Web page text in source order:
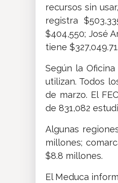
recursos sin
registra
$404,550; José
tiene $327,049.71.
Según la
utilizan. Todos
de marzo. El
de 831,082
Algunas
millones;
$8.8 millones.
El Meduca